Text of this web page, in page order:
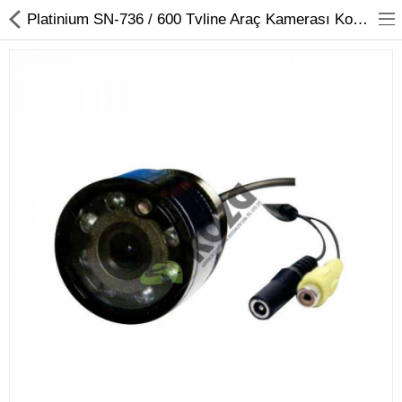
Kayıt Cihazları
Mobil Ürünler
Hırsız Alarm Sistemleri
Yangın Alarm Sistemleri
Platinium SN-736 / 600 Tvline Araç Kamerası Koza Güvenlik